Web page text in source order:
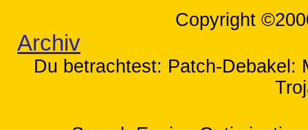
Copyright
Archiv
Du betrachtest: Patch-Debakel: